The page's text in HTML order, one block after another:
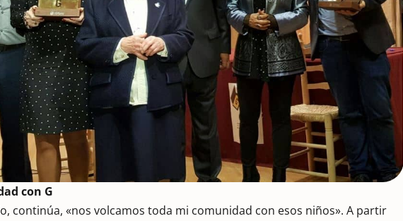
con G
continúa, «nos volcamos toda mi comunidad con esos niños». A partir